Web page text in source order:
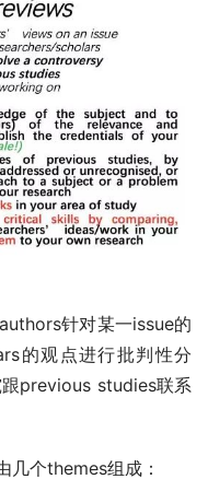
针对某一issue的
的观点进行批判性分
previous studies联系
个themes组成：